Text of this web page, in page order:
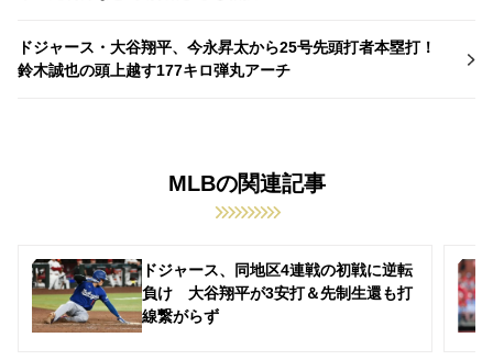
ドジャース・大谷翔平、今永昇太から25号先頭打者本塁打！
鈴木誠也の頭上越す177キロ弾丸アーチ
MLBの関連記事
ドジャース、同地区4連戦の初戦に逆転
負け 大谷翔平が3安打＆先制生還も打
線繋がらず